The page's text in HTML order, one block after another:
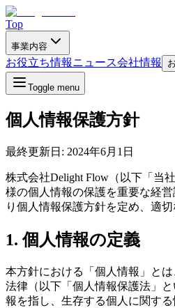
Top
事業内容
お役立ち情報ニュース会社情報
Toggle menu
個人情報保護方針
最終更新日: 2024年6月1日
株式会社Delight Flow（以下「当
様の個人情報の保護を重要な経
り個人情報保護方針を定め、適
1. 個人情報の定義
本方針における「個人情報」と
法律（以下「個人情報保護法」
報を指し、生存する個人に関す